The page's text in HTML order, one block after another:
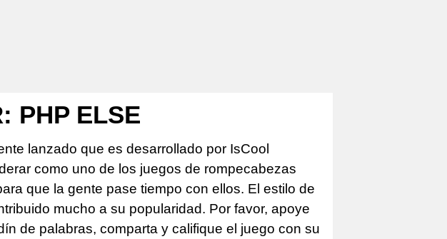
PHP ELSE
lanzado que es desarrollado por IsCool
como uno de los juegos de rompecabezas
que la gente pase tiempo con ellos. El estilo de
mucho a su popularidad. Por favor, apoye
de palabras, comparta y califique el juego con su